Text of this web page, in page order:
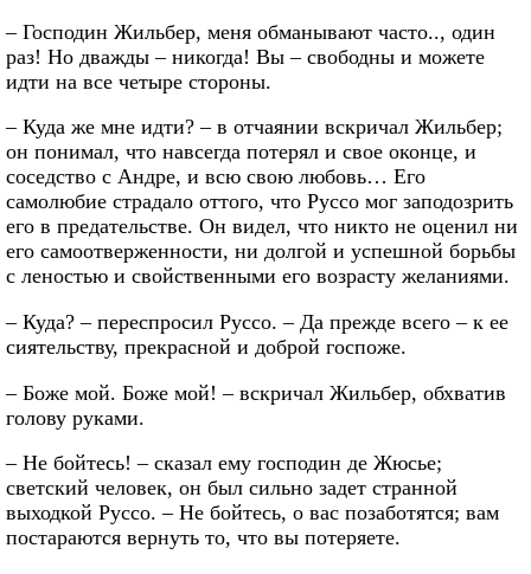
– Господин Жильбер, меня обманывают часто.., один
раз! Но дважды – никогда! Вы – свободны и можете
идти на все четыре стороны.
– Куда же мне идти? – в отчаянии вскричал Жильбер;
он понимал, что навсегда потерял и свое оконце, и
соседство с Андре, и всю свою любовь… Его
самолюбие страдало оттого, что Руссо мог заподозрить
его в предательстве. Он видел, что никто не оценил ни
его самоотверженности, ни долгой и успешной борьбы
с леностью и свойственными его возрасту желаниями.
– Куда? – переспросил Руссо. – Да прежде всего – к ее
сиятельству, прекрасной и доброй госпоже.
– Боже мой. Боже мой! – вскричал Жильбер, обхватив
голову руками.
– Не бойтесь! – сказал ему господин де Жюсье;
светский человек, он был сильно задет странной
выходкой Руссо. – Не бойтесь, о вас позаботятся; вам
постараются вернуть то, что вы потеряете.